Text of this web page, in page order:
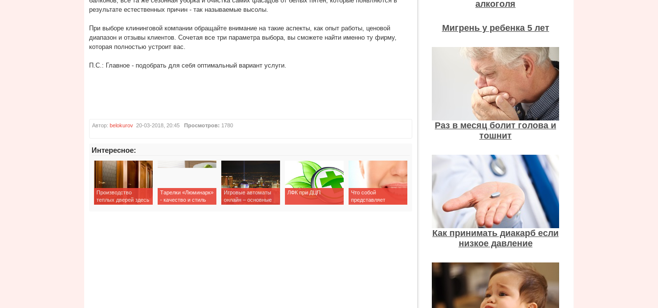
алкоголя
Мигрень у ребенка 5 лет
Раз в месяц болит голова и
тошнит
Как принимать диакарб если
низкое давление
результате естественных причин - так называемые высолы.
При выборе клининговой компании обращайте внимание на такие аспекты, как опыт работы, ценовой
диапазон и отзывы клиентов. Сочетая все три параметра выбора, вы сможете найти именно ту фирму,
которая полностью устроит вас.
П.С.: Главное - подобрать для себя оптимальный вариант услуги.
Автор: belokurov 20-03-2018, 20:45 Просмотров: 1780
Интересное:
Производство
теплых дверей здесь
Тарелки «Люминарк»
- качество и стиль
Игровые автоматы
онлайн – основные
ЛФК при ДЦП
Что собой
представляет